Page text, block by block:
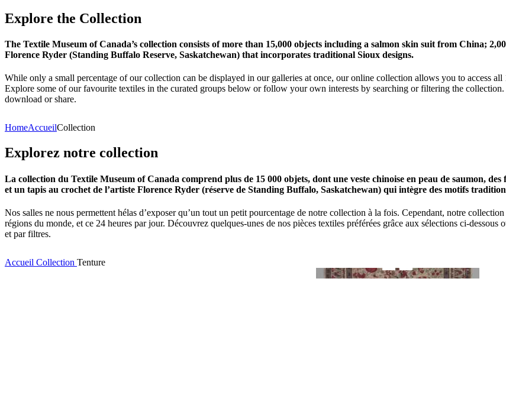
Explore the Collection
The Textile Museum of Canada’s collection consists of more than 15,000 objects including a salmon skin suit from China;
Florence Ryder (Standing Buffalo Reserve, Saskatchewan) that incorporates traditional Sioux designs.
While only a small percentage of our collection can be displayed in our galleries at once, our online collection allows you to access
Explore some of our favourite textiles in the curated groups below or follow your own interests by searching or filtering the collection.
download or share.
HomeAccueilCollection
Explorez notre collection
La collection du Textile Museum of Canada comprend plus de 15 000 objets, dont une veste chinoise en peau de saumon,
et un tapis au crochet de l’artiste Florence Ryder (réserve de Standing Buffalo, Saskatchewan) qui intègre des motifs
Nos salles ne nous permettent hélas d’exposer qu’un tout un petit pourcentage de notre collection à la fois. Cependant, notre
régions du monde, et ce 24 heures par jour. Découvrez quelques-unes de nos pièces textiles préférées grâce aux sélections ci-
et par filtres.
Accueil Collection Tenture